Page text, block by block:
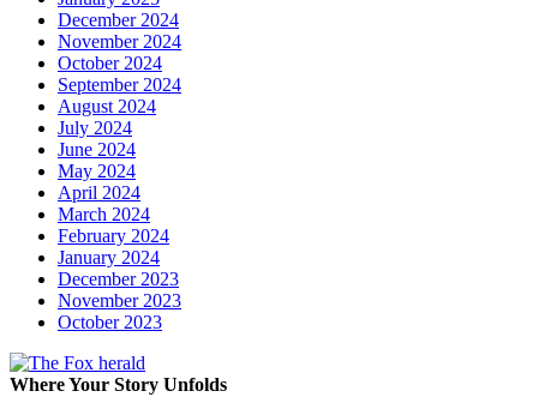
December 2024
November 2024
October 2024
September 2024
August 2024
July 2024
June 2024
May 2024
April 2024
March 2024
February 2024
January 2024
December 2023
November 2023
October 2023
Where Your Story Unfolds